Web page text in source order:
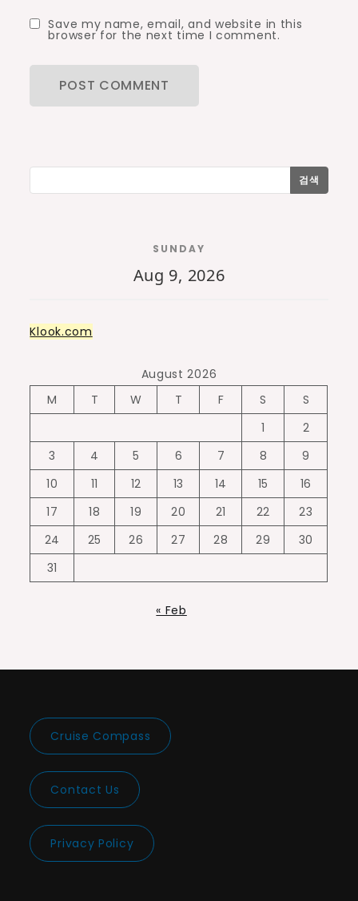
Save my name, email, and website in this
browser for the next time I comment.
검색
SUNDAY
Aug 9, 2026
Klook.com
August 2026
M
T W T F S
S
1
2
3
4 5 6 7 8
9
10
11 12 13 14 15
16
17
18 19 20 21 22
23
24
25 26 27 28 29
30
31
« Feb
Cruise Compass
Contact Us
Privacy Policy